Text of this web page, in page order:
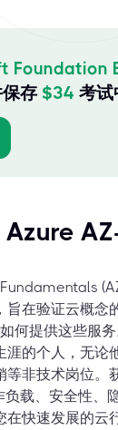
Foundation
存 $34 考试
旨在验证云概念
何提供这些服
涯的个人，无论
等非技术岗位。
载、安全性、
在快速发展的云